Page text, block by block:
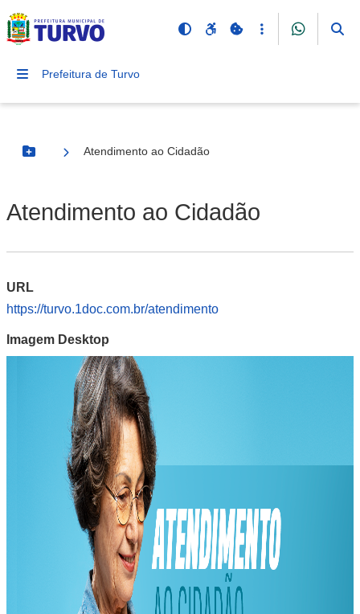
Prefeitura de Turvo
Botão Menu
Atendimento ao Cidadão
Atendimento ao Cidadão
URL
https://turvo.1doc.com.br/atendimento
Imagem Desktop